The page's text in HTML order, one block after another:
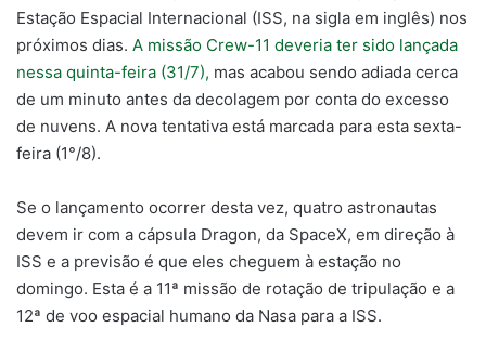
Estação Espacial Internacional (ISS, na sigla em inglês) nos
próximos dias. A missão Crew-11 deveria ter sido lançada
nessa quinta-feira (31/7), mas acabou sendo adiada cerca
de um minuto antes da decolagem por conta do excesso
de nuvens. A nova tentativa está marcada para esta sexta-
feira (1°/8).
Se o lançamento ocorrer desta vez, quatro astronautas
devem ir com a cápsula Dragon, da SpaceX, em direção à
ISS e a previsão é que eles cheguem à estação no
domingo. Esta é a 11ª missão de rotação de tripulação e a
12ª de voo espacial humano da Nasa para a ISS.